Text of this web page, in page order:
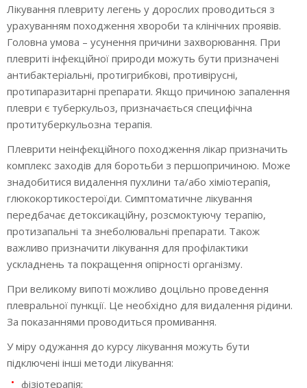
Лікування плевриту легень у дорослих проводиться з
урахуванням походження хвороби та клінічних проявів.
Головна умова – усунення причини захворювання. При
плевриті інфекційної природи можуть бути призначені
антибактеріальні, протигрибкові, противірусні,
протипаразитарні препарати. Якщо причиною запалення
плеври є туберкульоз, призначається специфічна
протитуберкульозна терапія.
Плеврити неінфекційного походження лікар призначить
комплекс заходів для боротьби з першопричиною. Може
знадобитися видалення пухлини та/або хіміотерапія,
глюкокортикостероїди. Симптоматичне лікування
передбачає детоксикаційну, розсмоктуючу терапію,
протизапальні та знеболювальні препарати. Також
важливо призначити лікування для профілактики
ускладнень та покращення опірності організму.
При великому випоті можливо доцільно проведення
плевральної пункції. Це необхідно для видалення рідини.
За показаннями проводиться промивання.
У міру одужання до курсу лікування можуть бути
підключені інші методи лікування:
фізіотерапія;